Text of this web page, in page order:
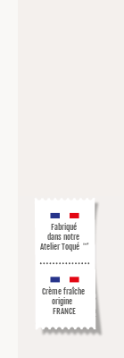
Fabriqué
dans notre
Atelier Toqué ™*
Crème fraîche
origine
FRANCE